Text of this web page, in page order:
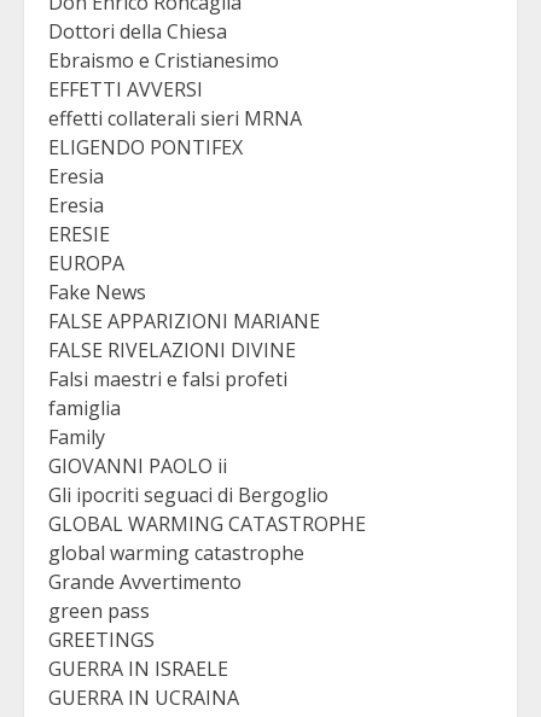
Dottori della Chiesa
Ebraismo e Cristianesimo
EFFETTI AVVERSI
effetti collaterali sieri MRNA
ELIGENDO PONTIFEX
Eresia
Eresia
ERESIE
EUROPA
Fake News
FALSE APPARIZIONI MARIANE
FALSE RIVELAZIONI DIVINE
Falsi maestri e falsi profeti
famiglia
Family
GIOVANNI PAOLO ii
Gli ipocriti seguaci di Bergoglio
GLOBAL WARMING CATASTROPHE
global warming catastrophe
Grande Avvertimento
green pass
GREETINGS
GUERRA IN ISRAELE
GUERRA IN UCRAINA